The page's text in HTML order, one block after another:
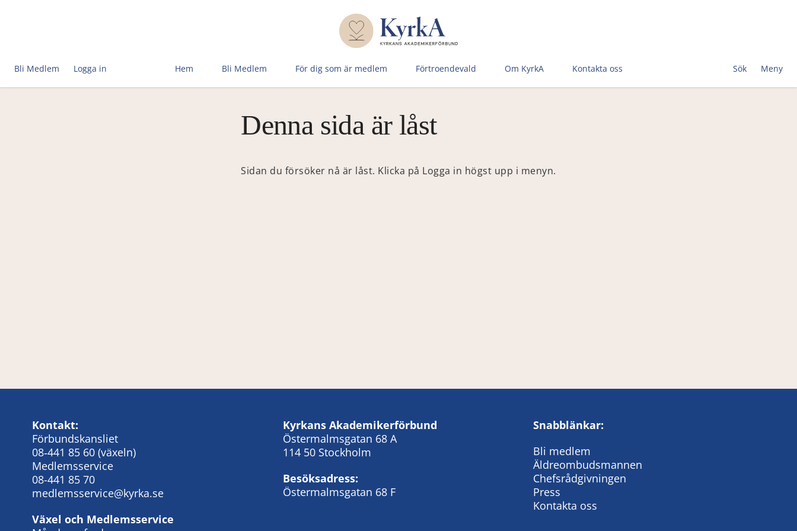
Bli Medlem Logga in Hem Bli Medlem För dig som är medlem Förtroen­devald Om KyrkA Kontakta oss Sök Meny
Denna sida är låst
Sidan du försöker nå är låst. Klicka på Logga in högst upp i menyn.
Kontakt:
Förbundskansliet
08‑441 85 60 (växeln)
Medlemsservice
08-441 85 70
medlemsservice@kyrka.se
Växel och Medlemsservice
Kyrkans Akademikerförbund
Östermalmsgatan 68 A
114 50 Stockholm
Besöksadress:
Östermalmsgatan 68 F
Snabblänkar:
Bli medlem
Äldreombudsmannen
Chefsrådgivningen
Press
Kontakta oss